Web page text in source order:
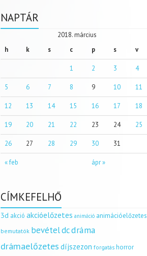
NAPTÁR
2018. március
h
k s c p s v
« feb ápr »
1 2 3 4
5 6 7 8 9 10 11
12 13 14 15 16 17 18
19 20 21 22 23 24 25
26 27 28 29 30 31
CÍMKEFELHŐ
3d akció akcióelőzetes animáció animációelőzetes
bemutatók bevételdcdráma
drámaelőzetes díjszezon forgatás horror